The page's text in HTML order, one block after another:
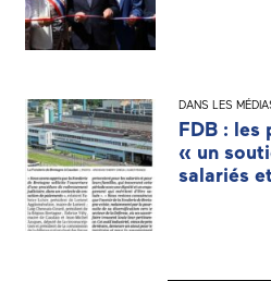
DANS LES
FDB :
« un
salariés